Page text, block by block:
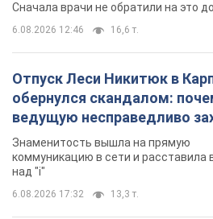
Сначала врачи не обратили на это
6.08.2026 12:46 16,6 т.
Отпуск Леси Никитюк в
обернулся скандалом:
ведущую несправедливо
Знаменитость вышла на прямую
коммуникацию в сети и расставила
над "i"
6.08.2026 17:32 13,3 т.